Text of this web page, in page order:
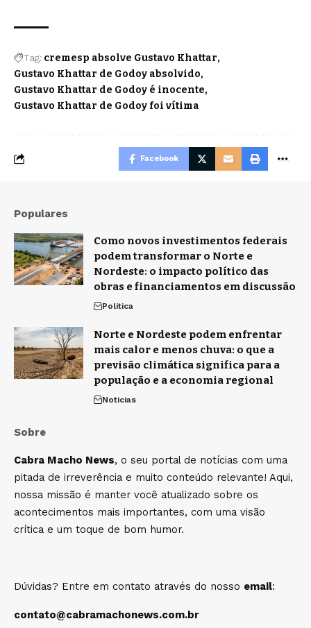
Tag: cremesp absolve Gustavo Khattar
Gustavo Khattar de Godoy absolvido
Gustavo Khattar de Godoy é inocente
Gustavo Khattar de Godoy foi vítima
Facebook
Populares
Como novos investimentos federais
podem transformar o Norte e
Nordeste: o impacto político das
obras e financiamentos em discussão
Politica
Norte e Nordeste podem enfrentar
mais calor e menos chuva: o que a
previsão climática significa para a
população e a economia regional
Noticias
Sobre
Cabra Macho News, o seu portal de notícias com uma
pitada de irreverência e muito conteúdo relevante! Aqui,
nossa missão é manter você atualizado sobre os
acontecimentos mais importantes, com uma visão
crítica e um toque de bom humor.
Dúvidas? Entre em contato através do nosso email:
contato@cabramachonews.com.br